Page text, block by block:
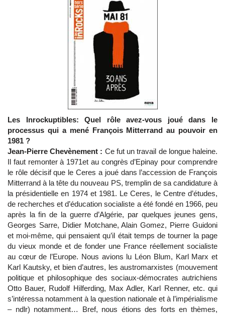
Les Inrockuptibles: Quel rôle avez-vous joué dans le
processus qui a mené François Mitterrand au pouvoir en
1981 ?
Jean-Pierre Chevènement : Ce fut un travail de longue haleine.
Il faut remonter à 1971et au congrès d’Epinay pour comprendre
le rôle décisif que le Ceres a joué dans l’accession de François
Mitterrand à la tête du nouveau PS, tremplin de sa candidature à
la présidentielle en 1974 et 1981. Le Ceres, le Centre d’études,
de recherches et d’éducation socialiste a été fondé en 1966, peu
après la fin de la guerre d’Algérie, par quelques jeunes gens,
Georges Sarre, Didier Motchane, Alain Gomez, Pierre Guidoni
et moi-même, qui pensaient qu’il était temps de tourner la page
du vieux monde et de fonder une France réellement socialiste
au cœur de l’Europe. Nous avions lu Léon Blum, Karl Marx et
Karl Kautsky, et bien d’autres, les austromarxistes (mouvement
politique et philosophique des sociaux-démocrates autrichiens
Otto Bauer, Rudolf Hilferding, Max Adler, Karl Renner, etc. qui
s’intéressa notamment à la question nationale et à l’impérialisme
– ndlr) notamment… Bref, nous étions des forts en thèmes,